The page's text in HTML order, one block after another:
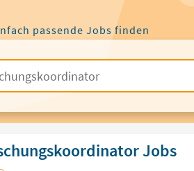
passende Jobs finden
Jobs